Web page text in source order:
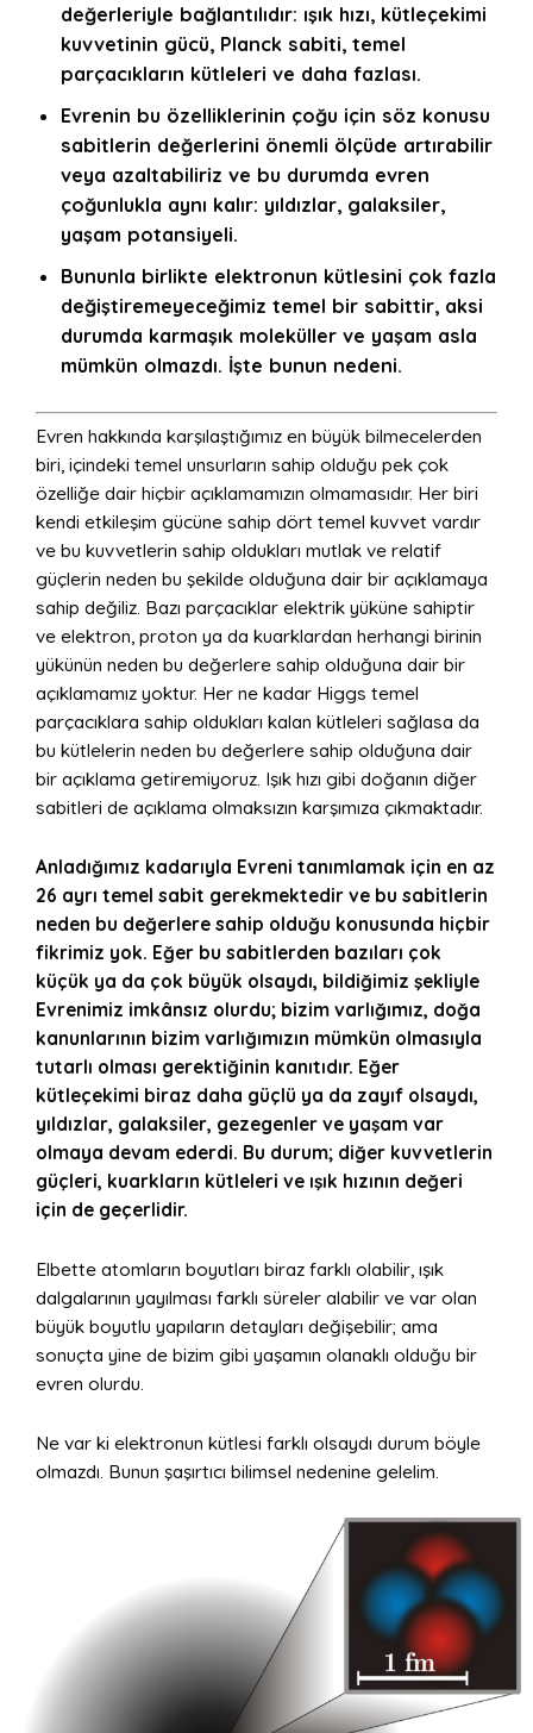
değerleriyle bağlantılıdır: ışık hızı, kütleçekimi
kuvvetinin gücü, Planck sabiti, temel
parçacıkların kütleleri ve daha fazlası.
Evrenin bu özelliklerinin çoğu için söz konusu
sabitlerin değerlerini önemli ölçüde artırabilir
veya azaltabiliriz ve bu durumda evren
çoğunlukla aynı kalır: yıldızlar, galaksiler,
yaşam potansiyeli.
Bununla birlikte elektronun kütlesini çok fazla
değiştiremeyeceğimiz temel bir sabittir, aksi
durumda karmaşık moleküller ve yaşam asla
mümkün olmazdı. İşte bunun nedeni.
Evren hakkında karşılaştığımız en büyük bilmecelerden
biri, içindeki temel unsurların sahip olduğu pek çok
özelliğe dair hiçbir açıklamamızın olmamasıdır. Her biri
kendi etkileşim gücüne sahip dört temel kuvvet vardır
ve bu kuvvetlerin sahip oldukları mutlak ve relatif
güçlerin neden bu şekilde olduğuna dair bir açıklamaya
sahip değiliz. Bazı parçacıklar elektrik yüküne sahiptir
ve elektron, proton ya da kuarklardan herhangi birinin
yükünün neden bu değerlere sahip olduğuna dair bir
açıklamamız yoktur. Her ne kadar Higgs temel
parçacıklara sahip oldukları kalan kütleleri sağlasa da
bu kütlelerin neden bu değerlere sahip olduğuna dair
bir açıklama getiremiyoruz. Işık hızı gibi doğanın diğer
sabitleri de açıklama olmaksızın karşımıza çıkmaktadır.
Anladığımız kadarıyla Evreni tanımlamak için en az
26 ayrı temel sabit gerekmektedir ve bu sabitlerin
neden bu değerlere sahip olduğu konusunda hiçbir
fikrimiz yok. Eğer bu sabitlerden bazıları çok
küçük ya da çok büyük olsaydı, bildiğimiz şekliyle
Evrenimiz imkânsız olurdu; bizim varlığımız, doğa
kanunlarının bizim varlığımızın mümkün olmasıyla
tutarlı olması gerektiğinin kanıtıdır. Eğer
kütleçekimi biraz daha güçlü ya da zayıf olsaydı,
yıldızlar, galaksiler, gezegenler ve yaşam var
olmaya devam ederdi. Bu durum; diğer kuvvetlerin
güçleri, kuarkların kütleleri ve ışık hızının değeri
için de geçerlidir.
Elbette atomların boyutları biraz farklı olabilir, ışık
dalgalarının yayılması farklı süreler alabilir ve var olan
büyük boyutlu yapıların detayları değişebilir; ama
sonuçta yine de bizim gibi yaşamın olanaklı olduğu bir
evren olurdu.
Ne var ki elektronun kütlesi farklı olsaydı durum böyle
olmazdı. Bunun şaşırtıcı bilimsel nedenine gelelim.